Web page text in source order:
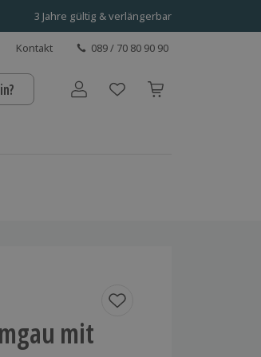
3 Jahre gültig & verlängerbar
Kontakt 089 / 70 80 90 90
Benutzerkonto
mit